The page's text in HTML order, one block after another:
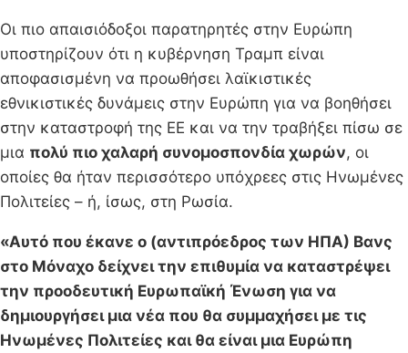
Οι πιο απαισιόδοξοι παρατηρητές στην Ευρώπη
υποστηρίζουν ότι η κυβέρνηση Τραμπ είναι
αποφασισμένη να προωθήσει λαϊκιστικές
εθνικιστικές δυνάμεις στην Ευρώπη για να βοηθήσει
στην καταστροφή της ΕΕ και να την τραβήξει πίσω σε
μια πολύ πιο χαλαρή συνομοσπονδία χωρών, οι
οποίες θα ήταν περισσότερο υπόχρεες στις Ηνωμένες
Πολιτείες – ή, ίσως, στη Ρωσία.
«Αυτό που έκανε ο (αντιπρόεδρος των ΗΠΑ) Βανς
στο Μόναχο δείχνει την επιθυμία να καταστρέψει
την προοδευτική Ευρωπαϊκή Ένωση για να
δημιουργήσει μια νέα που θα συμμαχήσει με τις
Ηνωμένες Πολιτείες και θα είναι μια Ευρώπη